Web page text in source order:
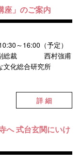
座」のご案内
～16:00（予定）
副総裁 西村強甫
化総合研究所
詳 細
へ 式台玄関にいけ